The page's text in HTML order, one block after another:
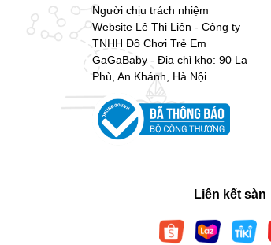
Người chịu trách nhiệm
Website Lê Thị Liên - Công ty
TNHH Đồ Chơi Trẻ Em
GaGaBaby - Địa chỉ kho: 90 La
Phù, An Khánh, Hà Nội
Liên kết sàn